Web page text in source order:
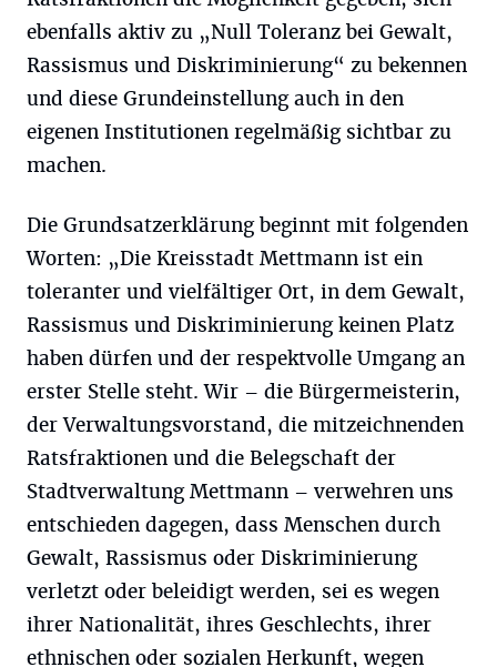
ebenfalls aktiv zu „Null Toleranz bei Gewalt,
Rassismus und Diskriminierung“ zu bekennen
und diese Grundeinstellung auch in den
eigenen Institutionen regelmäßig sichtbar zu
machen.
Die Grundsatzerklärung beginnt mit folgenden
Worten: „Die Kreisstadt Mettmann ist ein
toleranter und vielfältiger Ort, in dem Gewalt,
Rassismus und Diskriminierung keinen Platz
haben dürfen und der respektvolle Umgang an
erster Stelle steht. Wir – die Bürgermeisterin,
der Verwaltungsvorstand, die mitzeichnenden
Ratsfraktionen und die Belegschaft der
Stadtverwaltung Mettmann – verwehren uns
entschieden dagegen, dass Menschen durch
Gewalt, Rassismus oder Diskriminierung
verletzt oder beleidigt werden, sei es wegen
ihrer Nationalität, ihres Geschlechts, ihrer
ethnischen oder sozialen Herkunft, wegen